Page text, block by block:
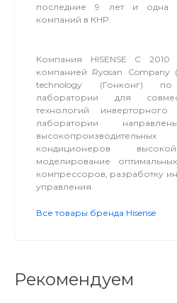
последние 9 лет и одна
компаний в КНР.
Компания HISENSE С 2010
компанией Ryosan
technology (Гонконг)
лаборатории для
технологий
лаборатории
кондиционеров
моделирование
компрессоров, разработку
управления.
Все товары бренда Hisense
Рекомендуем